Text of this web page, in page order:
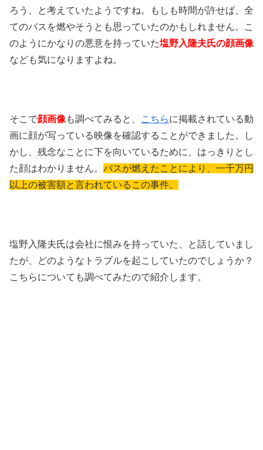
ろう、と考えていたようですね。もしも時間が許せば、全
てのバスを燃やそうとも思っていたのかもしれません。こ
のようにかなりの悪意を持っていた塩野入隆夫氏の顔画像
なども気になりますよね。
そこで顔画像 も調べてみると、 こちらに掲載されている動
画に顔が写っている映像を確認することができました。し
かし、残念なことに下を向いているために、はっきりとし
た顔はわかりません。 バスが燃えたことにより、一千万円
以上の被害額と言われているこの事件。
塩野入隆夫氏は会社に恨みを持っていた、と話していまし
たが、どのようなトラブルを起こしていたのでしょうか？
こちらについても調べてみたので紹介します。